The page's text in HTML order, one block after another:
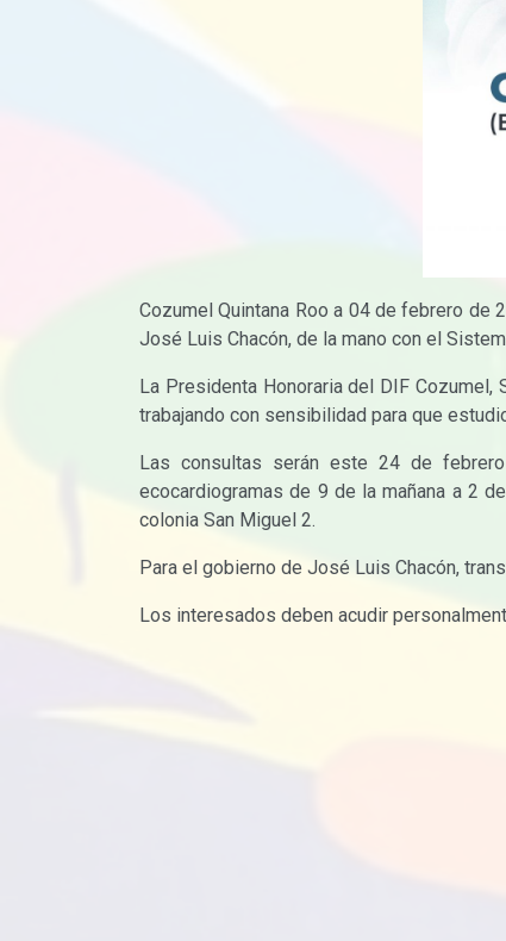
Cozumel Quintana Roo a 04 de febrero de
José Luis Chacón, de la mano con el
La Presidenta Honoraria del DIF
trabajando con sensibilidad para que
Las consultas serán este 24 de
ecocardiogramas de 9 de la mañana a 2
colonia San Miguel 2.
Para el gobierno de José Luis Chacón,
Los interesados deben acudir